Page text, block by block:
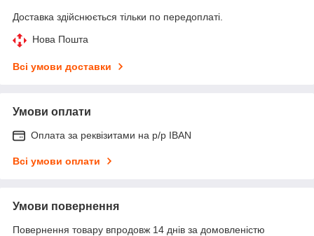
Доставка здійснюється тільки по передоплаті.
Нова Пошта
Всі умови доставки
Умови оплати
Оплата за реквізитами на р/р IBAN
Всі умови оплати
Умови повернення
Повернення товару впродовж 14 днів за домовленістю